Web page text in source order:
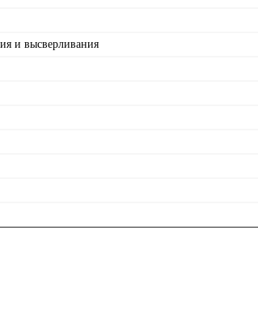
и высверливания